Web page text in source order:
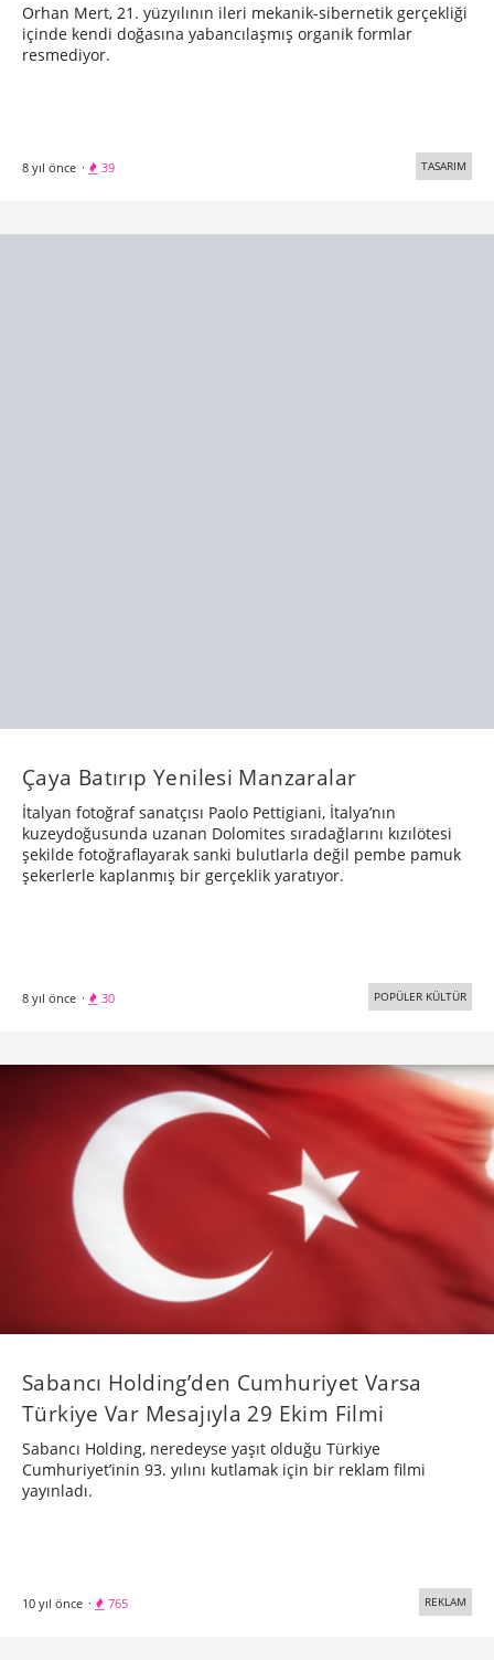
Orhan Mert, 21. yüzyılının ileri mekanik-sibernetik gerçekliği
içinde kendi doğasına yabancılaşmış organik formlar
resmediyor.
8 yıl önce · 39 TASARIM
Çaya Batırıp Yenilesi Manzaralar
İtalyan fotoğraf sanatçısı Paolo Pettigiani, İtalya’nın
kuzeydoğusunda uzanan Dolomites sıradağlarını kızılötesi
şekilde fotoğraflayarak sanki bulutlarla değil pembe pamuk
şekerlerle kaplanmış bir gerçeklik yaratıyor.
8 yıl önce · 30 POPÜLER KÜLTÜR
Sabancı Holding’den Cumhuriyet Varsa
Türkiye Var Mesajıyla 29 Ekim Filmi
Sabancı Holding, neredeyse yaşıt olduğu Türkiye
Cumhuriyet’inin 93. yılını kutlamak için bir reklam filmi
yayınladı.
10 yıl önce · 765 REKLAM